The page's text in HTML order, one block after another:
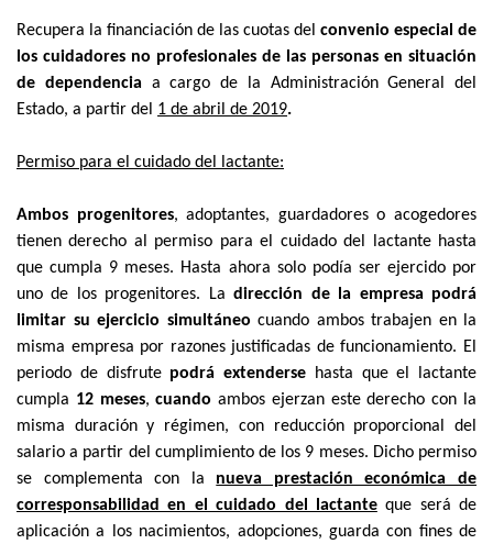
Recupera la financiación de las cuotas del convenio especial de
los cuidadores no profesionales de las personas en situación
de dependencia a cargo de la Administración General del
Estado, a partir del 1 de abril de 2019.
Permiso para el cuidado del lactante:
Ambos progenitores, adoptantes, guardadores o acogedores
tienen derecho al permiso para el cuidado del lactante hasta
que cumpla 9 meses. Hasta ahora solo podía ser ejercido por
uno de los progenitores. Ladirección de la empresa podrá
limitar su ejercicio simultáneo cuando ambos trabajen en la
misma empresa por razones justificadas de funcionamiento. El
periodo de disfrute podrá extenderse hasta que el lactante
cumpla 12 meses,cuando ambos ejerzan este derecho con la
misma duración y régimen, con reducción proporcional del
salario a partir del cumplimiento de los 9 meses. Dicho permiso
se complementa con la nueva prestación económica de
corresponsabilidad en el cuidado del lactanteque será de
aplicación a los nacimientos, adopciones, guarda con fines de